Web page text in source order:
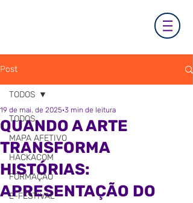
Post
TODOS
MAPA AFETIVO
HACKACOM
FORMAÇÃO
E-FESTIVAL
TODOS
QUANDO A ARTE
TRANSFORMA
HISTÓRIAS:
APRESENTAÇÃO DO
19 de mai. de 2025 3 min de leitura